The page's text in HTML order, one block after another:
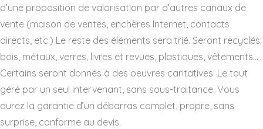
d’une proposition de valorisation par d’autres canaux de
vente (maison de ventes, enchères Internet, contacts
directs, etc.) Le reste des éléments sera trié. Seront recyclés:
bois, métaux, verres, livres et revues, plastiques, vêtements…
Certains seront donnés à des oeuvres caritatives. Le tout
géré par un seul intervenant, sans sous-traitance. Vous
aurez la garantie d’un débarras complet, propre, sans
surprise, conforme au devis.